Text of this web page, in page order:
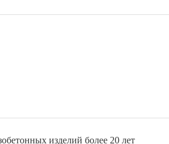
изделий более 20 лет